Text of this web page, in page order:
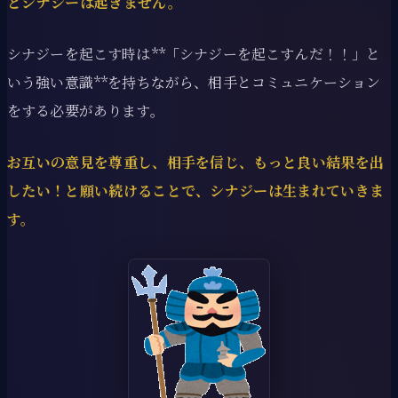
シナジーを起こす時は**「シナジーを起こすんだ！！」と
いう強い意識**を持ちながら、相手とコミュニケーション
をする必要があります。
お互いの意見を尊重し、相手を信じ、もっと良い結果を出
したい！と願い続けることで、シナジーは生まれていきま
す。